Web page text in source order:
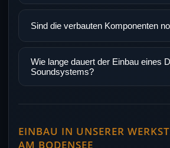
Sind die verbauten Komponenten
Wie lange dauert der Einbau eines
Soundsystems?
EINBAU IN UNSERER
AM BODENSEE